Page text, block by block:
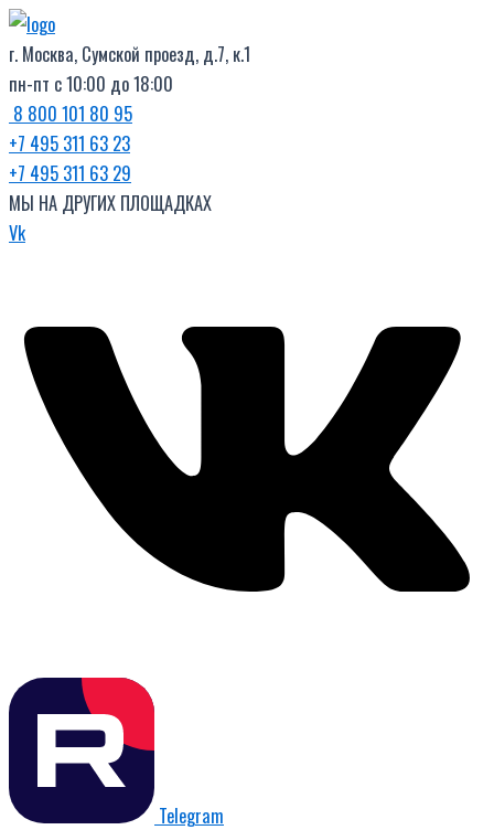
Перейти
к
содержимому
г. Москва, Сумской проезд, д.7, к.1
пн-пт с 10:00 до 18:00
8 800 101 80 95
+7 495 311 63 23
+7 495 311 63 29
МЫ НА ДРУГИХ ПЛОЩАДКАХ
Vk
Telegram
Поиск
товаров